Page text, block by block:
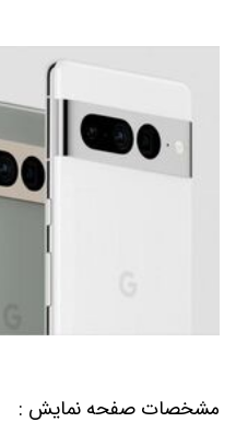
مشخصات صفحه نمایش :